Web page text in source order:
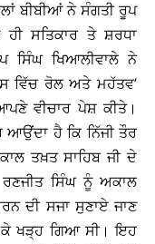
ਬੀਬੀਆਂ ਨੇ ਸੰਗਤੀ ਰੂਪ
ਹੀ ਸਤਿਕਾਰ ਤੇ ਸ਼ਰਧਾ
ਸਿੰਘ ਖਿਆਲੀਵਾਲੇ ਨੇ
ਵਿੱਚ ਰੋਲ ਅਤੇ ਮਹੱਤਵ’
ਵੀਚਾਰ ਪੇਸ਼ ਕੀਤੇ।
ਆਉਂਦਾ ਹੈ ਕਿ ਨਿੱਜੀ ਤੌਰ
ਤਖ਼ਤ ਸਾਹਿਬ ਜੀ ਦੇ
ਰਣਜੀਤ ਸਿੰਘ ਨੂੰ ਅਕਾਲ
ਦੀ ਸਜਾ ਸੁਣਾਏ ਜਾਣ
ਕੇ ਖੜ੍ਹ ਗਿਆ ਸੀ। ਇਹ